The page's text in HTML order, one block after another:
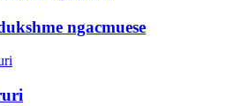
ngacmuese